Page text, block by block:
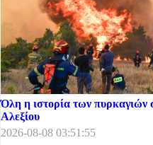
Όλη η ιστορία των
Αλεξίου
2026-08-08 03:51:55